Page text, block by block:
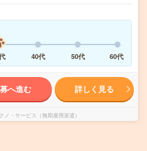
40代 50代 60代
へ進む 詳しく見る
ノ・サービス（無期雇用派遣）